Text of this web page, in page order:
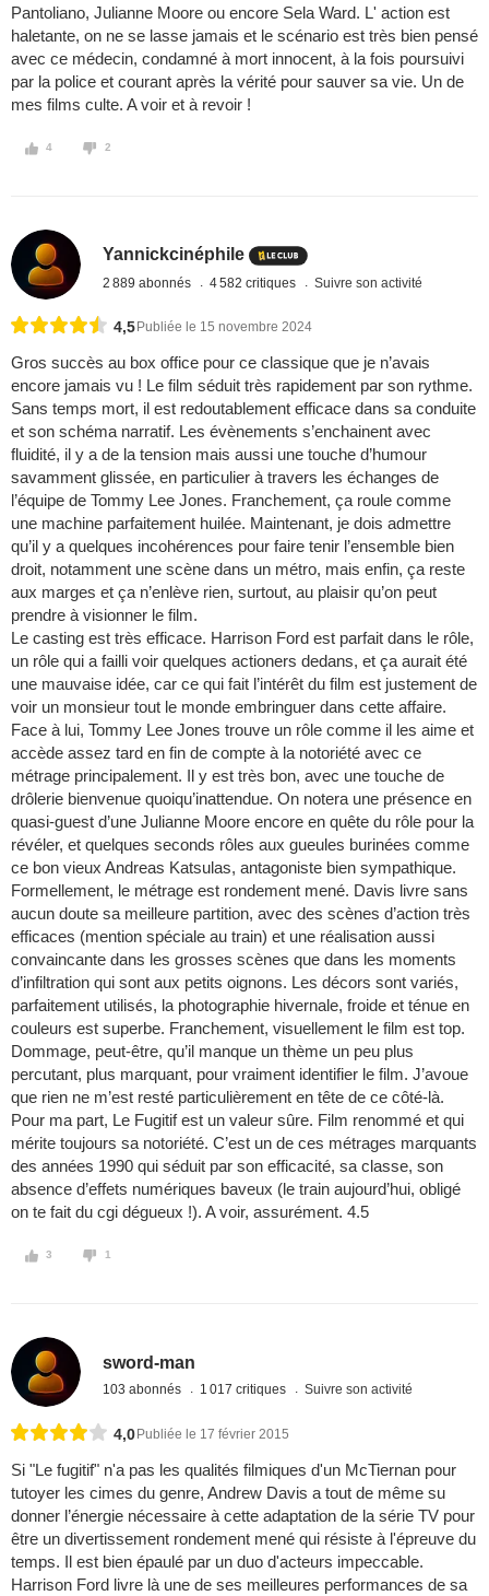
Pantoliano, Julianne Moore ou encore Sela Ward. L' action est
haletante, on ne se lasse jamais et le scénario est très bien pensé
avec ce médecin, condamné à mort innocent, à la fois poursuivi
par la police et courant après la vérité pour sauver sa vie. Un de
mes films culte. A voir et à revoir !
4 2
Yannickcinéphile
2 889 abonnés 4 582 critiques Suivre son activité
4,5 Publiée le 15 novembre 2024
Gros succès au box office pour ce classique que je n’avais
encore jamais vu ! Le film séduit très rapidement par son rythme.
Sans temps mort, il est redoutablement efficace dans sa conduite
et son schéma narratif. Les évènements s’enchainent avec
fluidité, il y a de la tension mais aussi une touche d’humour
savamment glissée, en particulier à travers les échanges de
l’équipe de Tommy Lee Jones. Franchement, ça roule comme
une machine parfaitement huilée. Maintenant, je dois admettre
qu’il y a quelques incohérences pour faire tenir l’ensemble bien
droit, notamment une scène dans un métro, mais enfin, ça reste
aux marges et ça n’enlève rien, surtout, au plaisir qu’on peut
prendre à visionner le film.
Le casting est très efficace. Harrison Ford est parfait dans le rôle,
un rôle qui a failli voir quelques actioners dedans, et ça aurait été
une mauvaise idée, car ce qui fait l’intérêt du film est justement de
voir un monsieur tout le monde embringuer dans cette affaire.
Face à lui, Tommy Lee Jones trouve un rôle comme il les aime et
accède assez tard en fin de compte à la notoriété avec ce
métrage principalement. Il y est très bon, avec une touche de
drôlerie bienvenue quoiqu’inattendue. On notera une présence en
quasi-guest d’une Julianne Moore encore en quête du rôle pour la
révéler, et quelques seconds rôles aux gueules burinées comme
ce bon vieux Andreas Katsulas, antagoniste bien sympathique.
Formellement, le métrage est rondement mené. Davis livre sans
aucun doute sa meilleure partition, avec des scènes d’action très
efficaces (mention spéciale au train) et une réalisation aussi
convaincante dans les grosses scènes que dans les moments
d’infiltration qui sont aux petits oignons. Les décors sont variés,
parfaitement utilisés, la photographie hivernale, froide et ténue en
couleurs est superbe. Franchement, visuellement le film est top.
Dommage, peut-être, qu’il manque un thème un peu plus
percutant, plus marquant, pour vraiment identifier le film. J’avoue
que rien ne m’est resté particulièrement en tête de ce côté-là.
Pour ma part, Le Fugitif est un valeur sûre. Film renommé et qui
mérite toujours sa notoriété. C’est un de ces métrages marquants
des années 1990 qui séduit par son efficacité, sa classe, son
absence d’effets numériques baveux (le train aujourd’hui, obligé
on te fait du cgi dégueux !). A voir, assurément. 4.5
3 1
sword-man
103 abonnés 1 017 critiques Suivre son activité
4,0 Publiée le 17 février 2015
Si "Le fugitif" n'a pas les qualités filmiques d'un McTiernan pour
tutoyer les cimes du genre, Andrew Davis a tout de même su
donner l’énergie nécessaire à cette adaptation de la série TV pour
être un divertissement rondement mené qui résiste à l'épreuve du
temps. Il est bien épaulé par un duo d'acteurs impeccable.
Harrison Ford livre là une de ses meilleures performances de sa